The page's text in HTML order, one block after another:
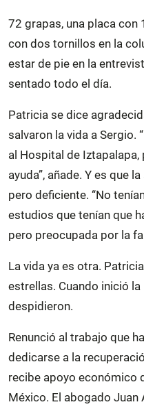
72 grapas, una placa
con dos tornillos en la
estar de pie en la
sentado todo el día.
Patricia se dice
salvaron la vida a Sergio.
al Hospital de
ayuda”, añade. Y es que
pero deficiente. “No
estudios que tenían que
pero preocupada por la
La vida ya es otra.
estrellas. Cuando inició
despidieron.
Renunció al trabajo que
dedicarse a la
recibe apoyo económico
México. El abogado